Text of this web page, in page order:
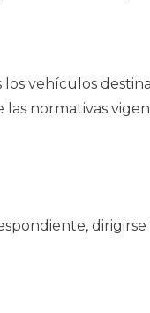
los vehículos
normativas